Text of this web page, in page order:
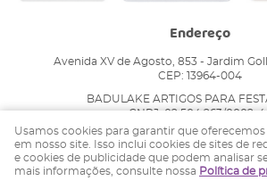
Endereço
Avenida XV de Agosto, 853- Jardim
CEP: 13964-004
BADULAKE ARTIGOS PARA
CNPJ: 02.504.263/0002-
LOJA VIRTUAL CRIADA POR
Usamos cookies para garantir que
em nosso site. Isso inclui cookies de sites de
e cookies de publicidade que podem analisar
mais informações, consulte nossa Política de